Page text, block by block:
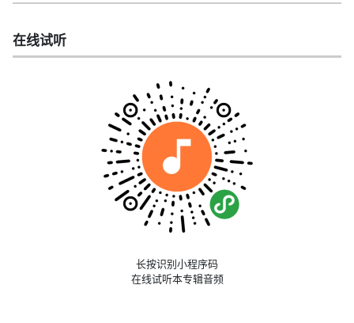
在线试听
长按识别小程序码
在线试听本专辑音频